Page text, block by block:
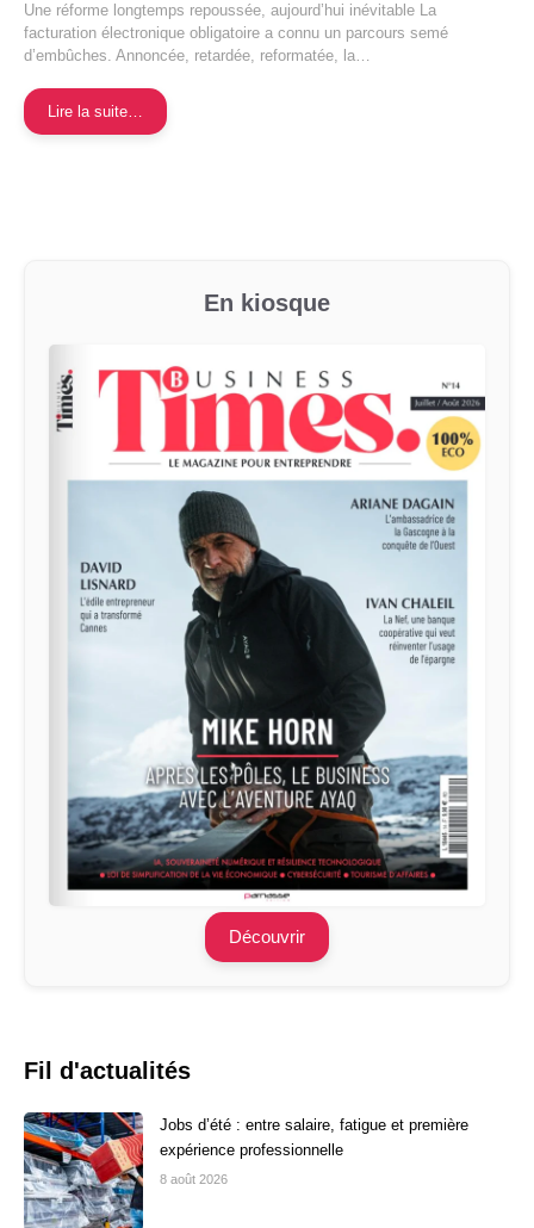
Une réforme longtemps repoussée, aujourd’hui inévitable La
facturation électronique obligatoire a connu un parcours semé
d’embûches. Annoncée, retardée, reformatée, la…
Lire la suite…
En kiosque
Découvrir
Fil d'actualités
Jobs d’été : entre salaire, fatigue et première
expérience professionnelle
8 août 2026